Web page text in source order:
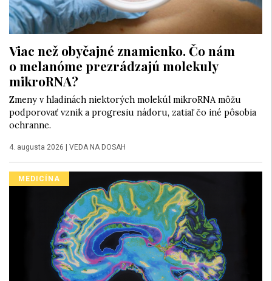
Viac než obyčajné znamienko. Čo nám
o melanóme prezrádzajú molekuly
mikroRNA?
Zmeny v hladinách niektorých molekúl mikroRNA môžu
podporovať vznik a progresiu nádoru, zatiaľ čo iné pôsobia
ochranne.
4. augusta 2026 | VEDA NA DOSAH
MEDICÍNA